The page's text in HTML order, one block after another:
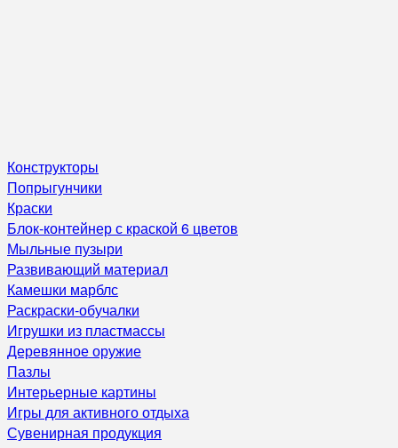
Конструкторы
Попрыгунчики
Краски
Блок-контейнер с краской 6 цветов
Мыльные пузыри
Развивающий материал
Камешки марблс
Раскраски-обучалки
Игрушки из пластмассы
Деревянное оружие
Пазлы
Интерьерные картины
Игры для активного отдыха
Сувенирная продукция